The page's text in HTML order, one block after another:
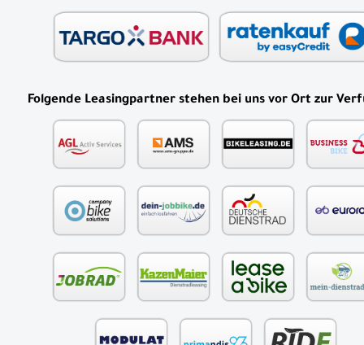
Folgende Leasingpartner stehen bei uns vor Ort zur